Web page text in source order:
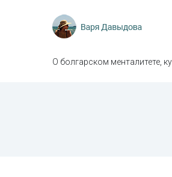
О болгарском менталитете,